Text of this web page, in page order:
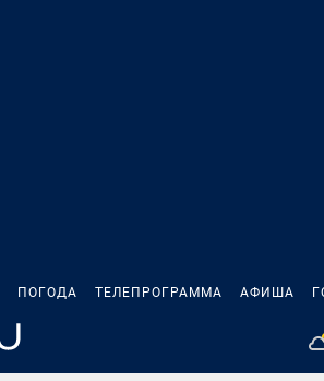
ПОГОДА ТЕЛЕПРОГРАММА АФИША